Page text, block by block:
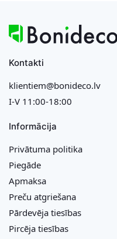
Kontakti
klientiem@bonideco.lv
I-V 11:00-18:00
Informācija
Privātuma politika
Piegāde
Apmaksa
Preču atgriešana
Pārdevēja tiesības
Pircēja tiesības